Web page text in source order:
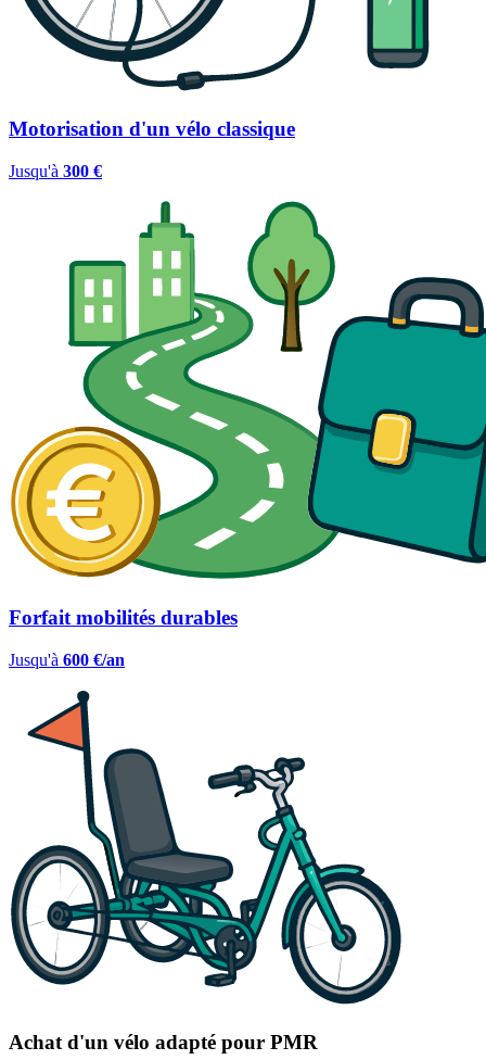
Motorisation d'un vélo classique
Jusqu'à 300 €
Forfait mobilités durables
Jusqu'à 600 €/an
Achat d'un vélo adapté pour PMR